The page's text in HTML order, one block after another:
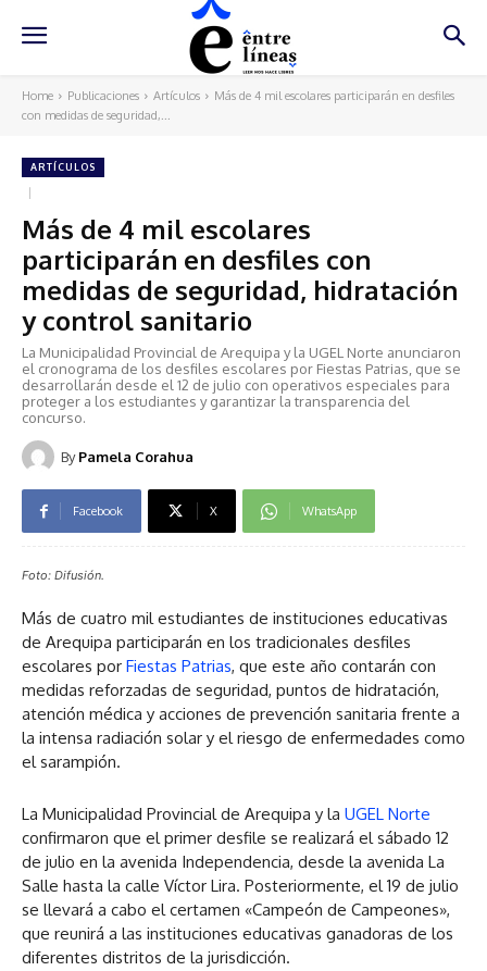
Home Publicaciones Artículos
Más de 4 mil escolares participarán en desfiles
con medidas de seguridad,...
ARTÍCULOS
Más de 4 mil escolares
participarán en desfiles con
medidas de seguridad, hidratación
y control sanitario
La Municipalidad Provincial de Arequipa y la UGEL Norte anunciaron
el cronograma de los desfiles escolares por Fiestas Patrias, que se
desarrollarán desde el 12 de julio con operativos especiales para
proteger a los estudiantes y garantizar la transparencia del
concurso.
By Pamela Corahua
Facebook X WhatsApp
Foto: Difusión.
Más de cuatro mil estudiantes de instituciones educativas
de Arequipa participarán en los tradicionales desfiles
escolares por Fiestas Patrias, que este año contarán con
medidas reforzadas de seguridad, puntos de hidratación,
atención médica y acciones de prevención sanitaria frente a
la intensa radiación solar y el riesgo de enfermedades como
el sarampión.
La Municipalidad Provincial de Arequipa y la UGEL Norte
confirmaron que el primer desfile se realizará el sábado 12
de julio en la avenida Independencia, desde la avenida La
Salle hasta la calle Víctor Lira. Posteriormente, el 19 de julio
se llevará a cabo el certamen «Campeón de Campeones»,
que reunirá a las instituciones educativas ganadoras de los
diferentes distritos de la jurisdicción.